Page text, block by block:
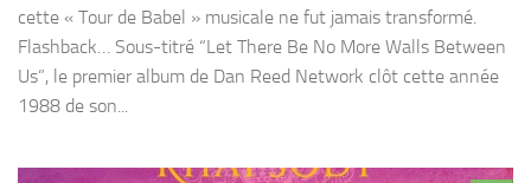
cette « Tour de Babel » musicale ne fut jamais transformé.
Flashback… Sous-titré “Let There Be No More Walls Between
Us”, le premier album de Dan Reed Network clôt cette année
1988 de son...